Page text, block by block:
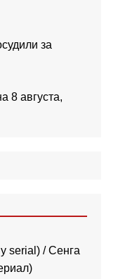
за
8 августа,
serial) / Сенга